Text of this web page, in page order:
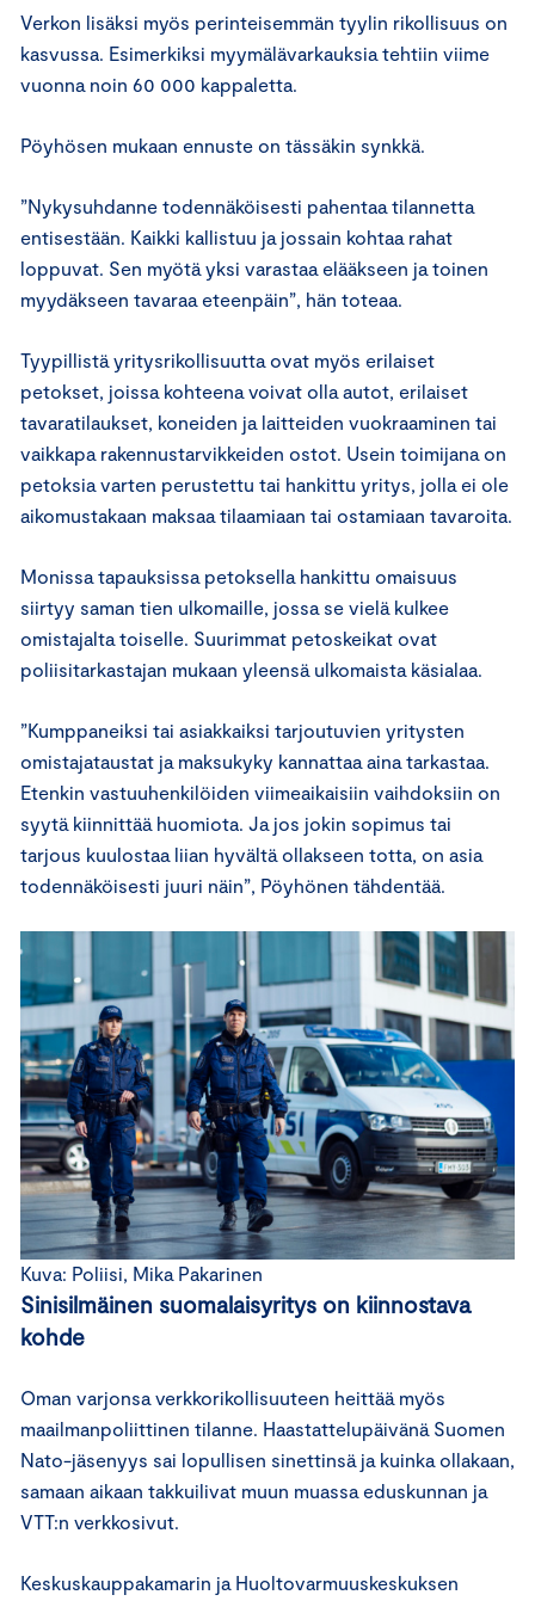
Verkon lisäksi myös perinteisemmän tyylin rikollisuus on
kasvussa. Esimerkiksi myymälävarkauksia tehtiin viime
vuonna noin 60 000 kappaletta.
Pöyhösen mukaan ennuste on tässäkin synkkä.
”Nykysuhdanne todennäköisesti pahentaa tilannetta
entisestään. Kaikki kallistuu ja jossain kohtaa rahat
loppuvat. Sen myötä yksi varastaa elääkseen ja toinen
myydäkseen tavaraa eteenpäin”, hän toteaa.
Tyypillistä yritysrikollisuutta ovat myös erilaiset
petokset, joissa kohteena voivat olla autot, erilaiset
tavaratilaukset, koneiden ja laitteiden vuokraaminen tai
vaikkapa rakennustarvikkeiden ostot. Usein toimijana on
petoksia varten perustettu tai hankittu yritys, jolla ei ole
aikomustakaan maksaa tilaamiaan tai ostamiaan tavaroita.
Monissa tapauksissa petoksella hankittu omaisuus
siirtyy saman tien ulkomaille, jossa se vielä kulkee
omistajalta toiselle. Suurimmat petoskeikat ovat
poliisitarkastajan mukaan yleensä ulkomaista käsialaa.
”Kumppaneiksi tai asiakkaiksi tarjoutuvien yritysten
omistajataustat ja maksukyky kannattaa aina tarkastaa.
Etenkin vastuuhenkilöiden viimeaikaisiin vaihdoksiin on
syytä kiinnittää huomiota. Ja jos jokin sopimus tai
tarjous kuulostaa liian hyvältä ollakseen totta, on asia
todennäköisesti juuri näin”, Pöyhönen tähdentää.
Kuva: Poliisi, Mika Pakarinen
Sinisilmäinen suomalaisyritys on kiinnostava
kohde
Oman varjonsa verkkorikollisuuteen heittää myös
maailmanpoliittinen tilanne. Haastattelupäivänä Suomen
Nato-jäsenyys sai lopullisen sinettinsä ja kuinka ollakaan,
samaan aikaan takkuilivat muun muassa eduskunnan ja
VTT:n verkkosivut.
Keskuskauppakamarin ja Huoltovarmuuskeskuksen